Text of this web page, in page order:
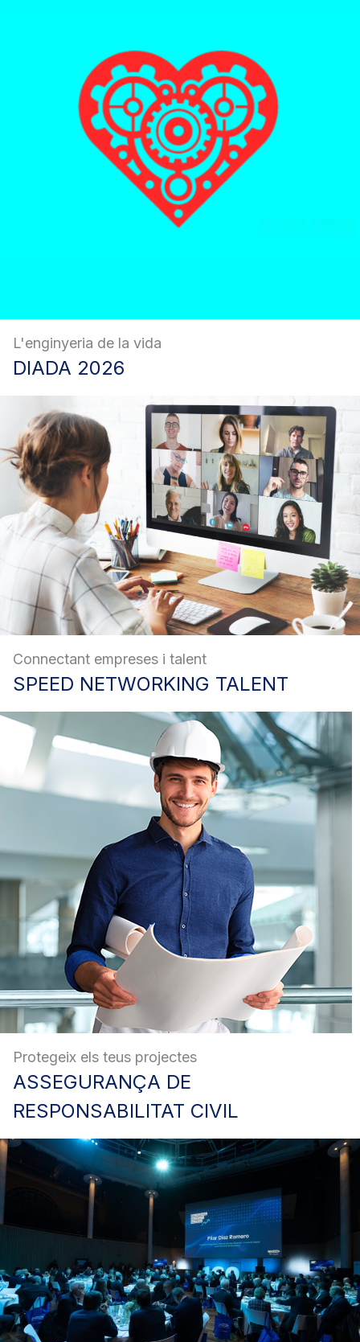
L'enginyeria de la vida
DIADA 2026
Connectant empreses i talent
SPEED NETWORKING TALENT
Protegeix els teus projectes
ASSEGURANÇA DE
RESPONSABILITAT CIVIL